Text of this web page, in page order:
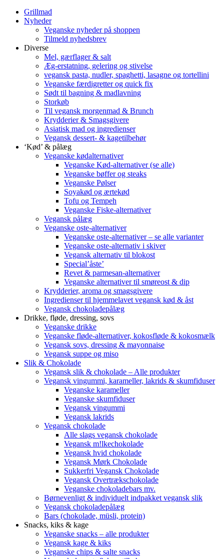
Grillmad
Nyheder
Veganske nyheder på shoppen
Tilmeld nyhedsbrev
Diverse
Mel, gærflager & salt
Æg-erstatning, gelering og stivelse
vegansk pasta, nudler, spaghetti, lasagne og tortellini
Veganske færdigretter og quick fix
Sødt til bagning & madlavning
Storkøb
Til vegansk morgenmad & Brunch
Krydderier & Smagsgivere
Asiatisk mad og ingredienser
Vegansk dessert- & kagetilbehør
‘Kød’ & pålæg
Veganske kødalternativer
Veganske Kød-alternativer (se alle)
Veganske bøffer og steaks
Veganske Pølser
Soyakød og ærtekød
Tofu og Tempeh
Veganske Fiske-alternativer
Vegansk pålæg
Veganske oste-alternativer
Veganske oste-alternativer – se alle varianter
Veganske oste-alternativ i skiver
Vegansk alternativ til blokost
Special’åste’
Revet & parmesan-alternativer
Veganske alternativer til smøreost & dip
Krydderier, aroma og smagsgivere
Ingredienser til hjemmelavet vegansk kød & åst
Vegansk chokoladepålæg
Drikke, fløde, dressing, sovs
Veganske drikke
Veganske fløde-alternativer, kokosfløde & kokosmælk
Vegansk sovs, dressing & mayonnaise
Vegansk suppe og miso
Slik & Chokolade
Vegansk slik & chokolade – Alle produkter
Vegansk vingummi, karameller, lakrids & skumfiduser
Veganske karameller
Veganske skumfiduser
Vegansk vingummi
Vegansk lakrids
Vegansk chokolade
Alle slags vegansk chokolade
Vegansk m!lkechokolade
Vegansk hvid chokolade
Vegansk Mørk Chokolade
Sukkerfri Vegansk Chokolade
Vegansk Overtrækschokolade
Veganske chokoladebars mv.
Børnevenligt & individuelt indpakket vegansk slik
Vegansk chokoladepålæg
Bars (chokolade, müsli, protein)
Snacks, kiks & kage
Veganske snacks – alle produkter
Vegansk kage & kiks
Veganske chips & salte snacks